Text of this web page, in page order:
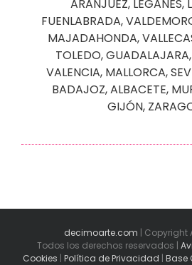
ARANJUEZ, LEGANÉS,
FUENLABRADA,
MAJADAHONDA,
TOLEDO,GUADALAJARA,
VALENCIA, MALLORCA,
BADAJOZ,ALBACETE,
GIJÓN,
decimoarte.com | Copyright
Todos los derechos reservados |
Cookies | Política de Privacidad | Base